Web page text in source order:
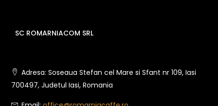
SC ROMARNIACOM SRL
Adresa: Soseaua Stefan cel Mare si Sfant nr 109, Iasi
700497, Judetul Iasi, Romania